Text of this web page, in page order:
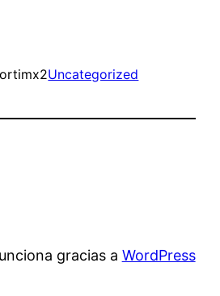
Uncategorized
gracias a WordPress